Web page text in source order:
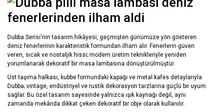
Dubba Serisi'nin tasarım hikâyesi, geçmişten günümüze yön gösteren
deniz fenerlerinin karakteristik formundan ilham alır. Fenerlerin güven
veren, sıcak ve nostaljik hissi; modern üretim teknikleriyle yeniden
yorumlanarak dekoratif bir masa lambasına dönüştürülmüştür.
Üst taşıma halkası, kubbe formundaki kapağı ve metal kafes detaylarıyla
Dubba; vintage, endüstriyel ve rustik dekorasyon tarzlarına güçlü bir uyum
sağlar. Bu özel tasarım sayesinde yalnızca ışık kaynağı değil, aynı
zamanda mekânda dikkat çeken dekoratif bir obje olarak kullanılır.